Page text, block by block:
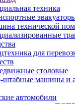
техника
технической
для
столовые
штабные машины и
автомобили